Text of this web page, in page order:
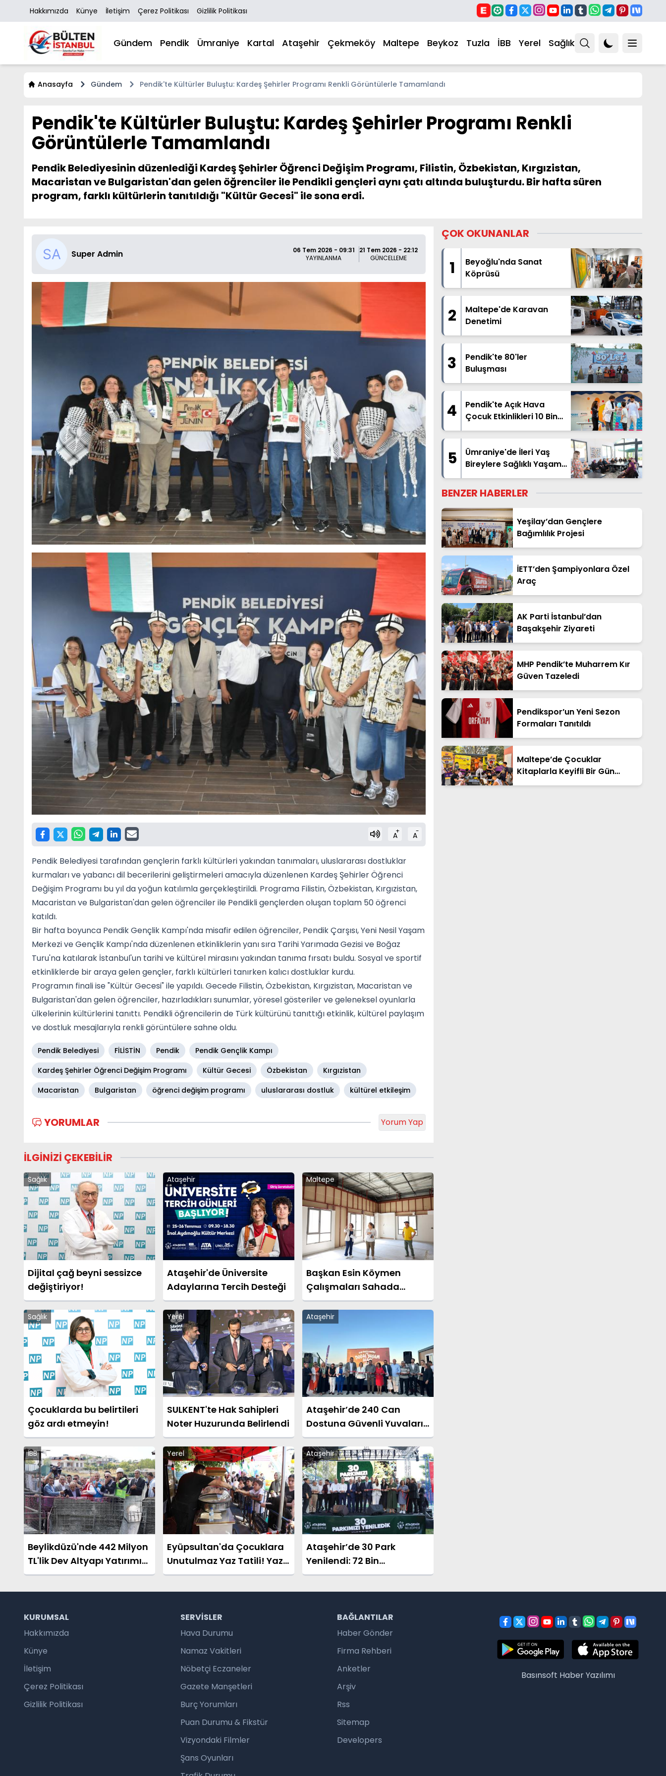
Hakkımızda Künye İletişim Çerez Politikası Gizlilik Politikası
Gündem Pendik Ümraniye Kartal Ataşehir Çekmeköy Maltepe Beykoz Tuzla İBB Yerel Sağlık
Anasayfa Gündem Pendik'te Kültürler Buluştu: Kardeş Şehirler Programı Renkli Görüntülerle Tamamlandı
Pendik'te Kültürler Buluştu: Kardeş Şehirler Programı Renkli
Görüntülerle Tamamlandı
Pendik Belediyesinin düzenlediği Kardeş Şehirler Öğrenci Değişim Programı, Filistin, Özbekistan, Kırgızistan,
Macaristan ve Bulgaristan'dan gelen öğrenciler ile Pendikli gençleri aynı çatı altında buluşturdu. Bir hafta süren
program, farklı kültürlerin tanıtıldığı "Kültür Gecesi" ile sona erdi.
Super Admin
06 Tem 2026 - 09:31
YAYINLANMA
21 Tem 2026 - 22:12
GÜNCELLEME
A+ A-
Pendik Belediyesi tarafından gençlerin farklı kültürleri yakından tanımaları, uluslararası dostluklar
kurmaları ve yabancı dil becerilerini geliştirmeleri amacıyla düzenlenen Kardeş Şehirler Öğrenci
Değişim Programı bu yıl da yoğun katılımla gerçekleştirildi. Programa Filistin, Özbekistan, Kırgızistan,
Macaristan ve Bulgaristan'dan gelen öğrenciler ile Pendikli gençlerden oluşan toplam 50 öğrenci
katıldı.
Bir hafta boyunca Pendik Gençlik Kampı'nda misafir edilen öğrenciler, Pendik Çarşısı, Yeni Nesil Yaşam
Merkezi ve Gençlik Kampı'nda düzenlenen etkinliklerin yanı sıra Tarihi Yarımada Gezisi ve Boğaz
Turu'na katılarak İstanbul'un tarihi ve kültürel mirasını yakından tanıma fırsatı buldu. Sosyal ve sportif
etkinliklerde bir araya gelen gençler, farklı kültürleri tanırken kalıcı dostluklar kurdu.
Programın finali ise "Kültür Gecesi" ile yapıldı. Gecede Filistin, Özbekistan, Kırgızistan, Macaristan ve
Bulgaristan'dan gelen öğrenciler, hazırladıkları sunumlar, yöresel gösteriler ve geleneksel oyunlarla
ülkelerinin kültürlerini tanıttı. Pendikli öğrencilerin de Türk kültürünü tanıttığı etkinlik, kültürel paylaşım
ve dostluk mesajlarıyla renkli görüntülere sahne oldu.
Pendik Belediyesi FİLİSTİN Pendik
Pendik Gençlik Kampı
Kardeş Şehirler Öğrenci Değişim Programı
Kültür Gecesi Özbekistan
Kırgızistan
Macaristan
Bulgaristan öğrenci değişim programı uluslararası dostluk kültürel etkileşim
YORUMLAR Yorum Yap
İLGİNİZİ ÇEKEBİLİR
Sağlık
Dijital çağ beyni sessizce
değiştiriyor!
Ataşehir
Ataşehir'de Üniversite
Adaylarına Tercih Desteği
Maltepe
Başkan Esin Köymen
Çalışmaları Sahada
Yönlendirdi
Sağlık
Çocuklarda bu belirtileri
göz ardı etmeyin!
Yerel
SULKENT'te Hak Sahipleri
Noter Huzurunda Belirlendi
Ataşehir
Ataşehir’de 240 Can
Dostuna Güvenli Yuvaları
Oldu: Doğal Yaşam Alanı
Hizmete Açıldı
İBB
Beylikdüzü'nde 442 Milyon
TL'lik Dev Altyapı Yatırımı!
Gürpınar Yağmur Suyu
Yerel
Eyüpsultan'da Çocuklara
Unutulmaz Yaz Tatili! Yaz
Şenlikleri Mahalle Mahalle
Ataşehir
Ataşehir’de 30 Park
Yenilendi: 72 Bin
Metrekarelik Yeşil Alan
ÇOK OKUNANLAR
1
Beyoğlu'nda Sanat
Köprüsü
2
Maltepe'de Karavan
Denetimi
3
Pendik'te 80'ler
Buluşması
4
Pendik'te Açık Hava
Çocuk Etkinlikleri 10 Bin
Çocuğu Buluşturdu
5
Ümraniye'de İleri Yaş
Bireylere Sağlıklı Yaşam
Desteği
BENZER HABERLER
Yeşilay’dan Gençlere
Bağımlılık Projesi
İETT’den Şampiyonlara Özel
Araç
AK Parti İstanbul’dan
Başakşehir Ziyareti
MHP Pendik’te Muharrem Kır
Güven Tazeledi
Pendikspor’un Yeni Sezon
Formaları Tanıtıldı
Maltepe’de Çocuklar
Kitaplarla Keyifli Bir Gün
Geçirdi
KURUMSAL
Hakkımızda
Künye
İletişim
Çerez Politikası
Gizlilik Politikası
SERVISLER
Hava Durumu
Namaz Vakitleri
Nöbetçi Eczaneler
Gazete Manşetleri
Burç Yorumları
Puan Durumu & Fikstür
Vizyondaki Filmler
Şans Oyunları
BAĞLANTILAR
Haber Gönder
Firma Rehberi
Anketler
Arşiv
Rss
Sitemap
Developers
Basınsoft Haber Yazılımı